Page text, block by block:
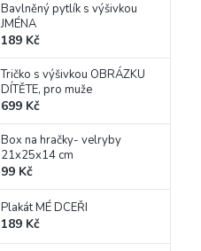
Bavlněný pytlík s výšivkou
JMÉNA
189 Kč
Tričko s výšivkou OBRÁZKU
DÍTĚTE, pro muže
699 Kč
Box na hračky- velryby
21x25x14 cm
99 Kč
Plakát MÉ DCEŘI
189 Kč